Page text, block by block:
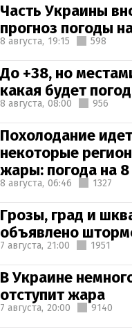
Часть Украины
прогноз погоды
8 августа, 19:15 598
До +38, но
какая будет
8 августа, 08:00 956
Похолодание
некоторые
жары: погода на 8
8 августа, 06:46 1327
Грозы, град и
объявлено
7 августа, 21:00 1951
В Украине
отступит жара
7 августа, 20:00 9140